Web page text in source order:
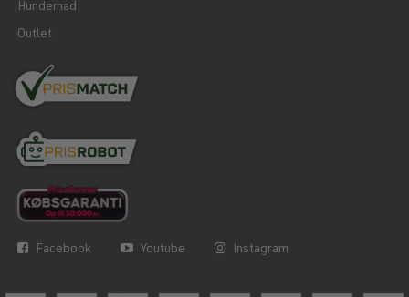
Hundemad
Outlet
Facebook Youtube Instagram